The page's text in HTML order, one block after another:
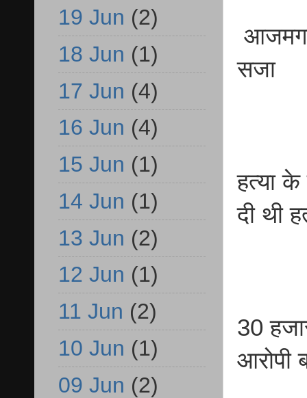
सजा
हत्या
दी थी
30
आरोपी
19 Jun (2)
18 Jun (1)
17 Jun (4)
16 Jun (4)
15 Jun (1)
14 Jun (1)
13 Jun (2)
12 Jun (1)
11 Jun (2)
10 Jun (1)
09 Jun (2)